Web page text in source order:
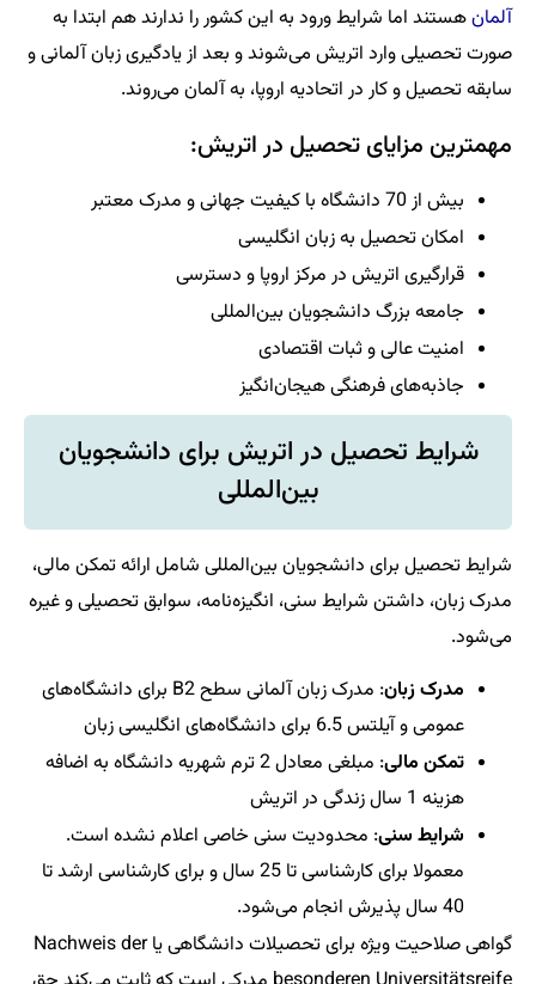
آلمانهستند اما شرایط ورود به این کشور را ندارند هم ابتدا به
صورت تحصیلی وارد اتریش می‌شوند و بعد از یادگیری زبان آلمانی و
سابقه تحصیل و کار در اتحادیه اروپا، به آلمان می‌روند.
مهمترین مزایای تحصیل در اتریش:
بیش از 70 دانشگاه با کیفیت جهانی و مدرک معتبر
امکان تحصیل به زبان انگلیسی
قرارگیری اتریش در مرکز اروپا و دسترسی
جامعه بزرگ دانشجویان بین‌المللی
امنیت عالی و ثبات اقتصادی
جاذبه‌های فرهنگی هیجان‌انگیز
شرایط تحصیل در اتریش برای دانشجویان
بین‌المللی
شرایط تحصیل برای دانشجویان بین‌المللی شامل ارائه تمکن مالی،
مدرک زبان، داشتن شرایط سنی، انگیزه‌نامه، سوابق تحصیلی و غیره
می‌شود.
مدرک زبان
: مدرک زبان آلمانی سطح B2 برای دانشگاه‌های
عمومی و آیلتس 6.5 برای دانشگاه‌های انگلیسی زبان
تمکن مالی
: مبلغی معادل 2 ترم شهریه دانشگاه به اضافه
هزینه 1 سال زندگی در اتریش
شرایط سنی: محدودیت سنی خاصی اعلام نشده است.
معمولا برای کارشناسی تا 25 سال و برای کارشناسی ارشد تا
40 سال پذیرش انجام می‌شود.
گواهی صلاحیت ویژه برای تحصیلات دانشگاهی یا Nachweis der